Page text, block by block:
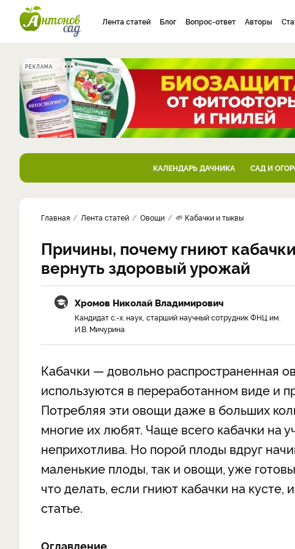
Лента статей Блог Вопрос-ответ Авторы
РЕКЛАМА
КАЛЕНДАРЬ ДАЧНИКА САД И
Главная Лента статей Овощи 🌱 Кабачки и тыквы
Причины, почему гниют
вернуть здоровый урожай
Хромов Николай Владимирович
Кандидат с.-х. наук, старший научный сотрудник ФНЦ им.
И.В. Мичурина
Кабачки — довольно распространенная
используются в переработанном виде и
Потребляя эти овощи даже в больших
многие их любят. Чаще всего кабачки на
неприхотлива. Но порой плоды вдруг
маленькие плоды, так и овощи, уже
что делать, если гниют кабачки на
статье.
Оглавление